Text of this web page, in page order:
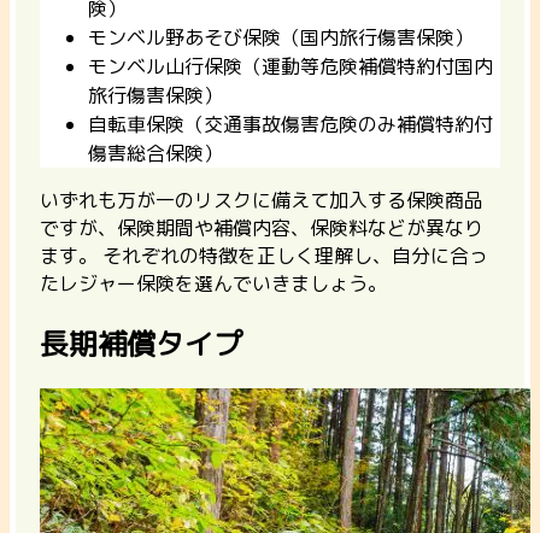
険）
モンベル野あそび保険（国内旅行傷害保険）
モンベル山行保険（運動等危険補償特約付国内
旅行傷害保険）
自転車保険（交通事故傷害危険のみ補償特約付
傷害総合保険）
いずれも万が一のリスクに備えて加入する保険商品
ですが、保険期間や補償内容、保険料などが異なり
ます。 それぞれの特徴を正しく理解し、自分に合っ
たレジャー保険を選んでいきましょう。
長期補償タイプ